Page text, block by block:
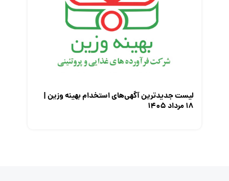
لیست جدیدترین آگهی‌های استخدام بهینه وزین |
۱۸ مرداد ۱۴۰۵